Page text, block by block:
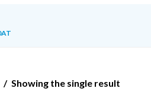
Showing the single result